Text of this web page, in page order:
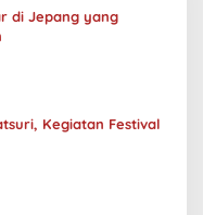
di Jepang yang
Kegiatan Festival